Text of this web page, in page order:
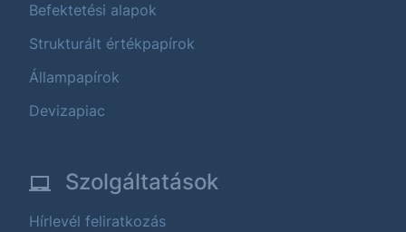
Befektetési alapok
Strukturált értékpapírok
Állampapírok
Devizapiac
Szolgáltatások
Hírlevél feliratkozás